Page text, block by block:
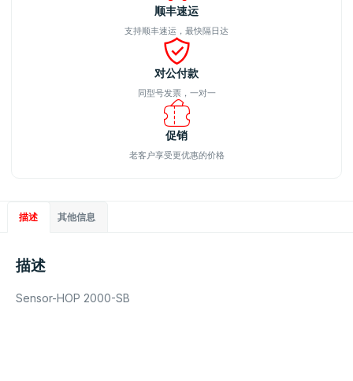
顺丰速运
支持顺丰速运，最快隔日达
对公付款
同型号发票，一对一
促销
老客户享受更优惠的价格
描述 其他信息
描述
Sensor-HOP 2000-SB